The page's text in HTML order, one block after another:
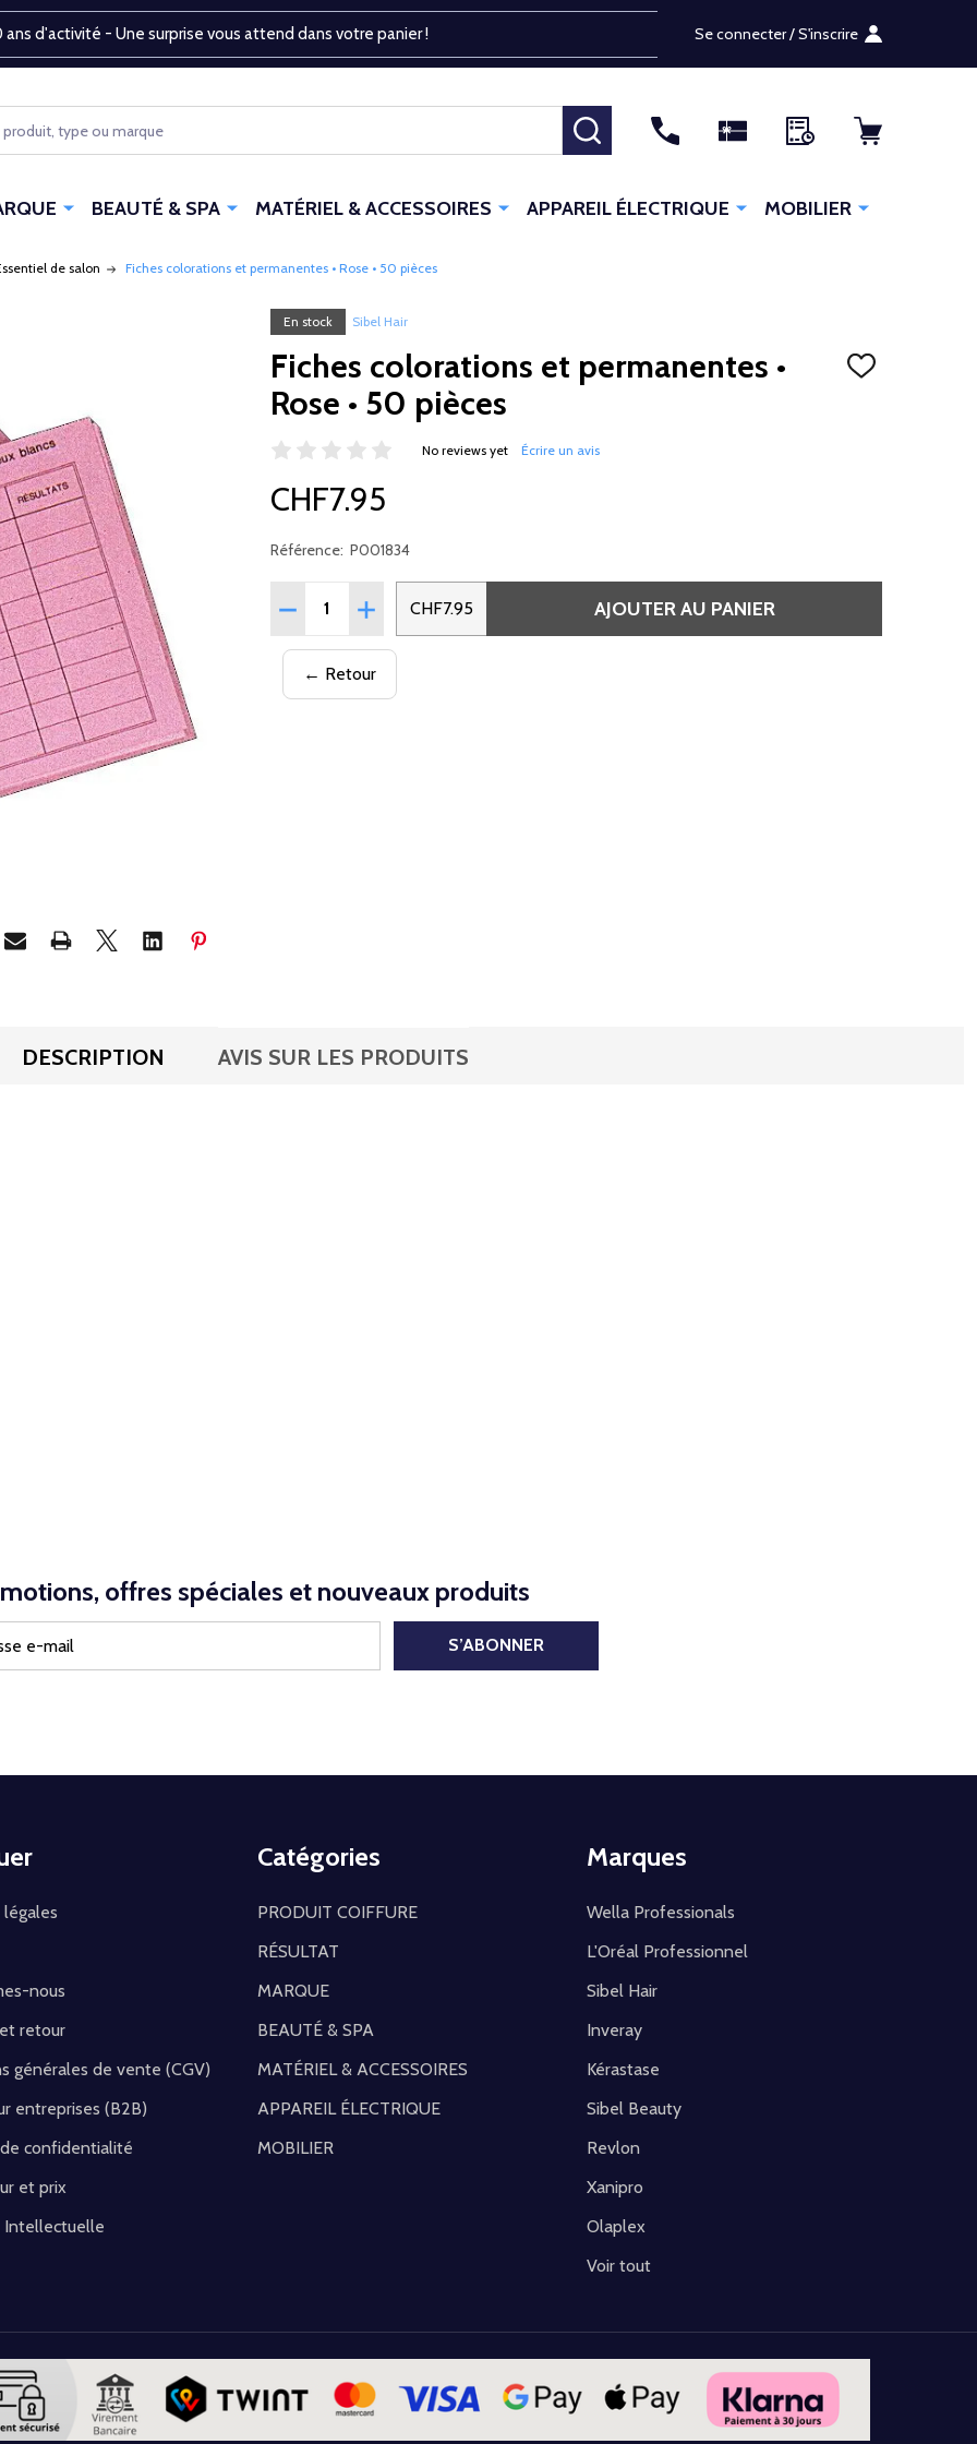
d'activité - Une surprise vous attend dans votre panier ! Se connecter / S'inscrire
RECHERCHER
BEAUTÉ & SPA MATÉRIEL & ACCESSOIRES APPAREIL ÉLECTRIQUE MOBILIER
de salon Fiches colorations et permanentes • Rose • 50 pièces
En stock Sibel Hair
Fiches colorations et permanentes •
Rose • 50 pièces
AJOUTER
No reviews yet Écrire un avis
CHF7.95
Référence: P001834
Quantité:
RÉDUIRE LA QUANTITÉ DE FICHES COLORATIONS ET PERMANENTES • ROSE • 50
AUGMENTER LA QUANTITÉ DE FICHES COLORATIONS ET PERMANENTES •
CHF7.95 AJOUTER AU PANIER
← Retour
DESCRIPTION AVIS SUR LES PRODUITS
offres spéciales et nouveaux produits
S’ABONNER
nous
retour
générales de vente (CGV)
entreprises (B2B)
confidentialité
et prix
Intellectuelle
Catégories
PRODUIT COIFFURE
RÉSULTAT
MARQUE
BEAUTÉ & SPA
MATÉRIEL & ACCESSOIRES
APPAREIL ÉLECTRIQUE
MOBILIER
Marques
Wella Professionals
L'Oréal Professionnel
Sibel Hair
Inveray
Kérastase
Sibel Beauty
Revlon
Xanipro
Olaplex
Voir tout